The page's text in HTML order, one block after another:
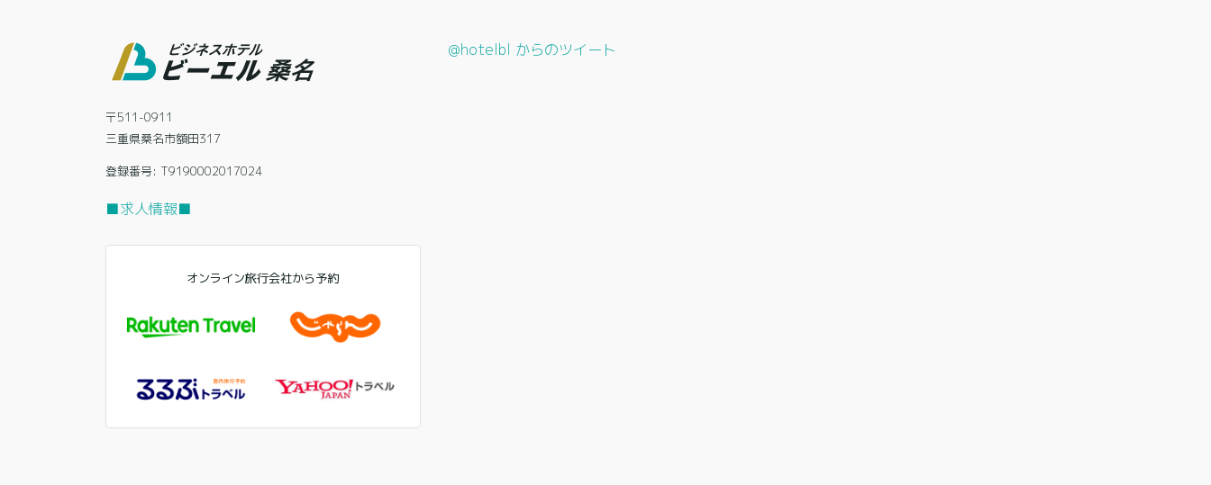
〒511-0911
三重県桑名市額田317
登録番号: T9190002017024
■求人情報■
オンライン旅行会社から予約
@hotelbl からのツイート